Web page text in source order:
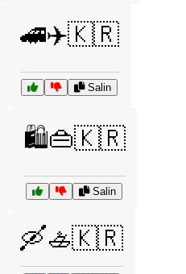
🚄✈️🇰🇷
Salin
🛍️👜🇰🇷
Salin
🛶🚣🇰🇷